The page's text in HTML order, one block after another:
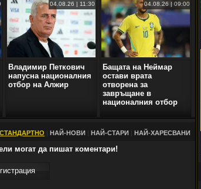
04.08.26 | 11:30
Владимир Петкович
напусна националния
отбор на Алжир
04.08.26 | 09:00
Бащата на Неймар
остави врата
отворена за
завръщане в
националния отбор
СТАНДАРТНО НАЙ-НОВИ НАЙ-СТАРИ НАЙ-ХАРЕСВАНИ
могат да пишат коментари!